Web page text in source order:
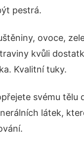
pestrá.
ovoce,
kvůli
Kvalitní tuky.
svému tělu
látek,